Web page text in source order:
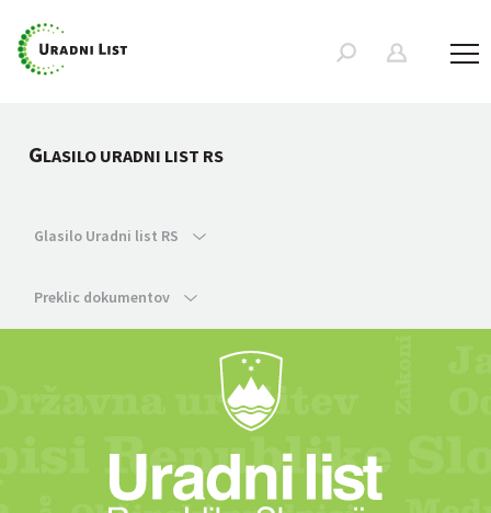
GLASILO URADNI LIST RS
Glasilo Uradni list RS
Preklic dokumentov